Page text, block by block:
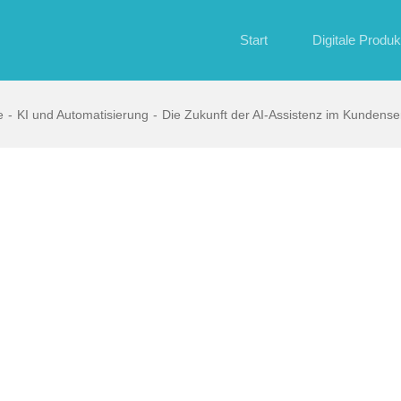
Start Digitale
KI und Automatisierung Die Zukunft der AI-Assistenz im